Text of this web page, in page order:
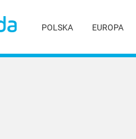
POLSKA EUROPA